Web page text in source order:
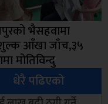
भैसहवामा
आँखा जाँच,३५
मोतिविन्दु
धेरै पढिएको